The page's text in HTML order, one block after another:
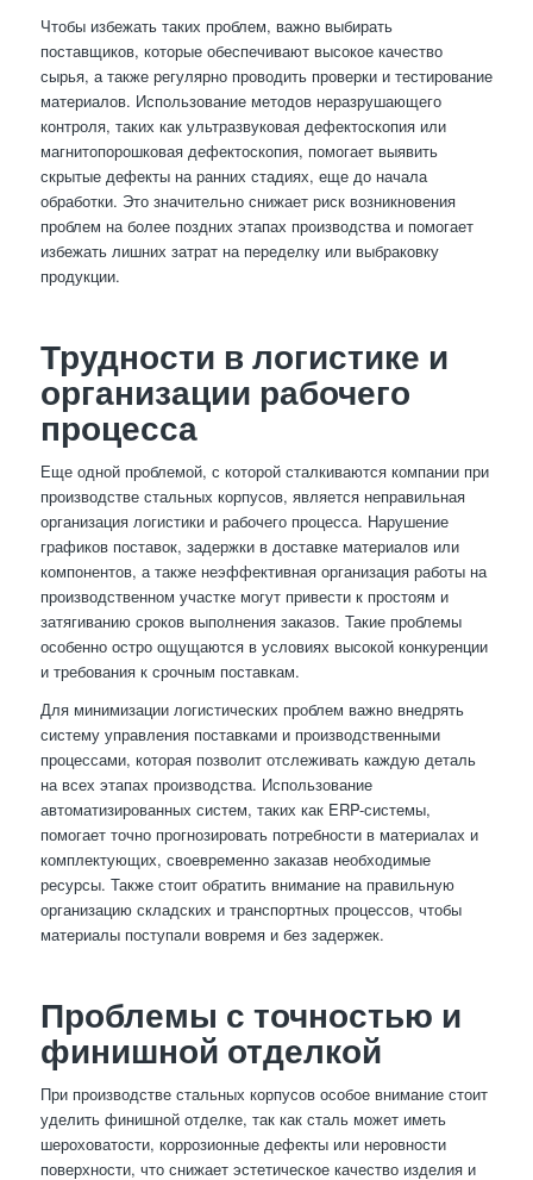
Чтобы избежать таких проблем, важно выбирать
поставщиков, которые обеспечивают высокое качество
сырья, а также регулярно проводить проверки и тестирование
материалов. Использование методов неразрушающего
контроля, таких как ультразвуковая дефектоскопия или
магнитопорошковая дефектоскопия, помогает выявить
скрытые дефекты на ранних стадиях, еще до начала
обработки. Это значительно снижает риск возникновения
проблем на более поздних этапах производства и помогает
избежать лишних затрат на переделку или выбраковку
продукции.
Трудности в логистике и
организации рабочего
процесса
Еще одной проблемой, с которой сталкиваются компании при
производстве стальных корпусов, является неправильная
организация логистики и рабочего процесса. Нарушение
графиков поставок, задержки в доставке материалов или
компонентов, а также неэффективная организация работы на
производственном участке могут привести к простоям и
затягиванию сроков выполнения заказов. Такие проблемы
особенно остро ощущаются в условиях высокой конкуренции
и требования к срочным поставкам.
Для минимизации логистических проблем важно внедрять
систему управления поставками и производственными
процессами, которая позволит отслеживать каждую деталь
на всех этапах производства. Использование
автоматизированных систем, таких как ERP-системы,
помогает точно прогнозировать потребности в материалах и
комплектующих, своевременно заказав необходимые
ресурсы. Также стоит обратить внимание на правильную
организацию складских и транспортных процессов, чтобы
материалы поступали вовремя и без задержек.
Проблемы с точностью и
финишной отделкой
При производстве стальных корпусов особое внимание стоит
уделить финишной отделке, так как сталь может иметь
шероховатости, коррозионные дефекты или неровности
поверхности, что снижает эстетическое качество изделия и